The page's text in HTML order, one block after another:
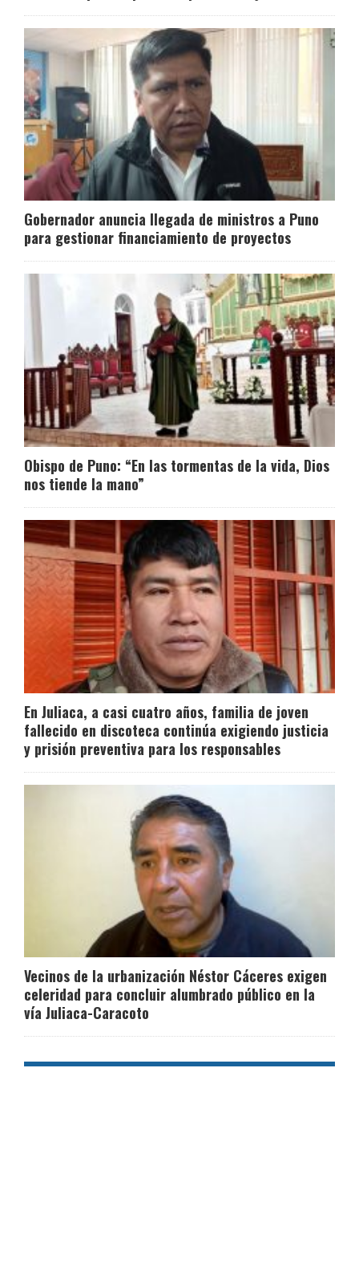
Gobernador anuncia llegada de ministros a Puno
para gestionar financiamiento de proyectos
Obispo de Puno: “En las tormentas de la vida, Dios
nos tiende la mano”
En Juliaca, a casi cuatro años, familia de joven
fallecido en discoteca continúa exigiendo justicia
y prisión preventiva para los responsables
Vecinos de la urbanización Néstor Cáceres exigen
celeridad para concluir alumbrado público en la
vía Juliaca-Caracoto